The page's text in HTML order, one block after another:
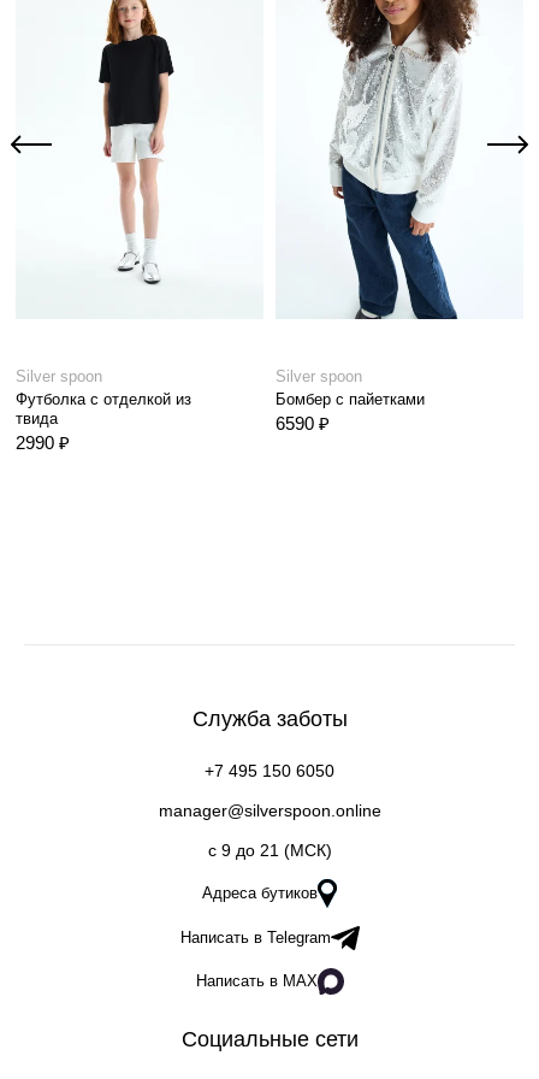
Silver spoon
Футболка с отделкой из
твида
2990 ₽
Silver spoon
Бомбер с пайетками
6590 ₽
Служба заботы
+7 495 150 6050
manager@silverspoon.online
c 9 до 21 (МСК)
Адреса бутиков
Написать в Telegram
Написать в MAX
Социальные сети